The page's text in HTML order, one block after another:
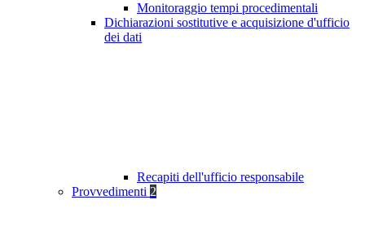
Monitoraggio tempi procedimentali
Dichiarazioni sostitutive e acquisizione d'ufficio
dei dati
Recapiti dell'ufficio responsabile
Provvedimenti 2